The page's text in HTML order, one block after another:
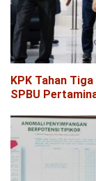
KPK Tahan
SPBU